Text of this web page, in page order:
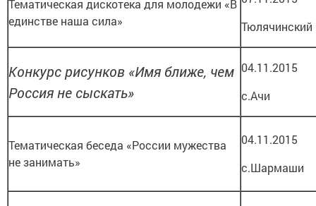
Тематическая дискотека для молодежи «В
единстве наша сила»
Конкурс рисунков «Имя ближе, чем
Россия не сыскать»
04.11.2015
с.Ачи
Тематическая беседа «России мужества
не занимать»
04.11.2015
с.Шармаши